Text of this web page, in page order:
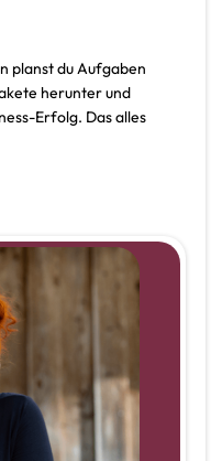
planst du Aufgaben
herunter und
Erfolg. Das alles